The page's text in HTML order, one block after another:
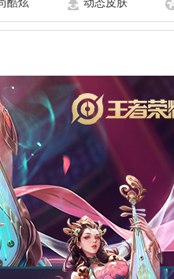
酷炫 动态皮肤